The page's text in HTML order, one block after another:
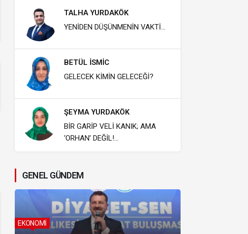
TALHA YURDAKÖK
YENIDEN DÜŞÜNMENIN VAKTI…
BETÜL İSMİC
GELECEK KIMIN GELECEĞI?
ŞEYMA YURDAKÖK
BIR GARIP VELI KANIK; AMA
‘ORHAN’ DEĞIL!…
GENEL GÜNDEM
EKONOMİ